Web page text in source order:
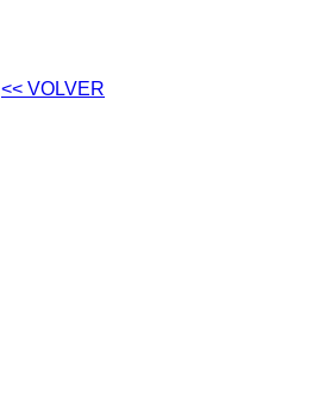
<< VOLVER